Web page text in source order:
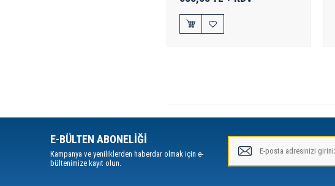
E-BÜLTEN ABONELİĞİ
Kampanya ve yeniliklerden haberdar olmak için e-
bültenimize kayıt olun.